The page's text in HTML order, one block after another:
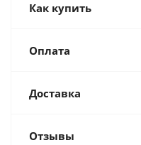
Как купить
Оплата
Доставка
Отзывы